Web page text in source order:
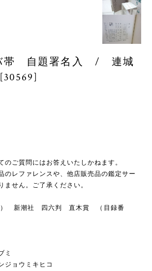
帯 自題署名入 / 連城
のご質問にはお答えいたしかねます。
のレファレンスや、他店販売品の鑑定サー
ません。ご了承ください。
） 新潮社 四六判 直木賞 （目録番
ミ
ジョウミキヒコ